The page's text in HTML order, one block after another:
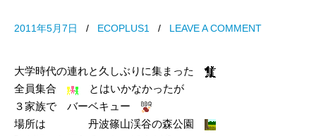
2011年5月7日 / ECOPLUS1 / LEAVE A COMMENT
大学時代の連れと久しぶりに集まった
全員集合
とはいかなかったが
３家族で バーベキュー
場所は 丹波篠山渓谷の森公園